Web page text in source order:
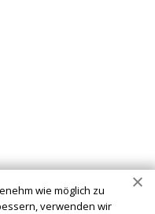
wie möglich zu
verwenden wir